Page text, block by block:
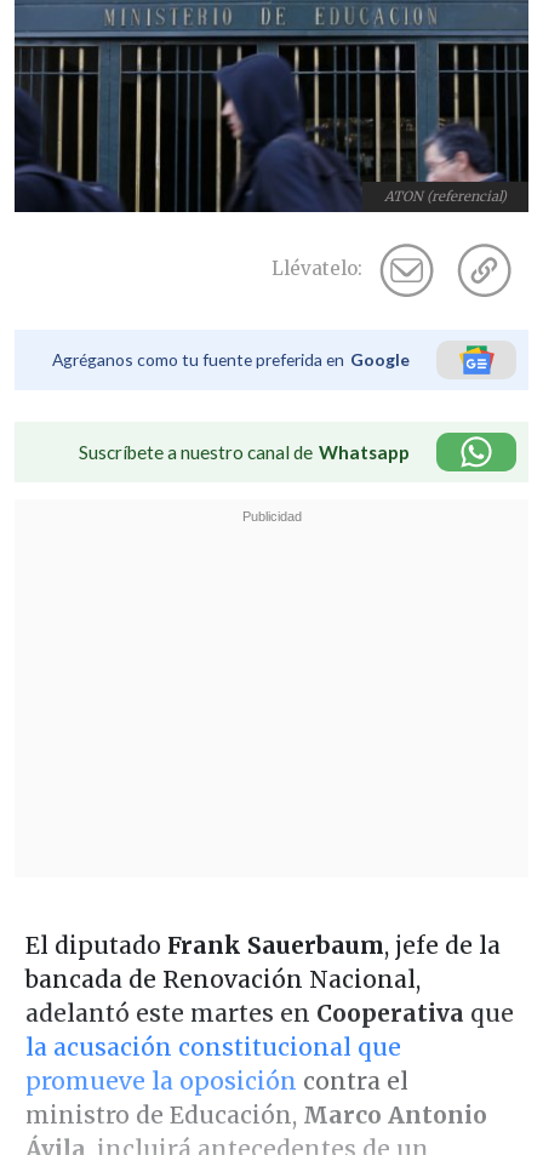
ATON (referencial)
Llévatelo:
Agréganos como tu fuente preferida en Google
Suscríbete a nuestro canal de Whatsapp
El diputado Frank Sauerbaum, jefe de la
bancada de Renovación Nacional,
adelantó este martes en Cooperativa que
la acusación constitucional que
promueve la oposición contra el
ministro de Educación, Marco Antonio
Ávila , incluirá antecedentes de un